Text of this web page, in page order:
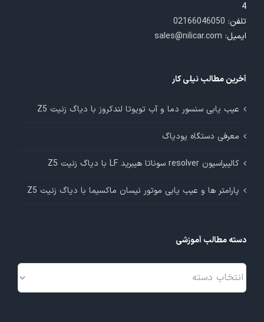
4
تلفن: 02166046050
ایمیل: sales@nilicar.com
آخرین مطالب نیلی کار
عیب یابی سنسور دما و آب تویوتا لندکروز با دیاگ زنیت Z5
معرفی دستگاه یودیاگ
کالیبراسیون resolver سوناتا هیبرید LF با دیاگ زنیت Z5
پارامتر ها و عیب یابی موتور نیسان ماکسیما با دیاگ زنیت Z5
دسته مطالب آموزشی
دسته